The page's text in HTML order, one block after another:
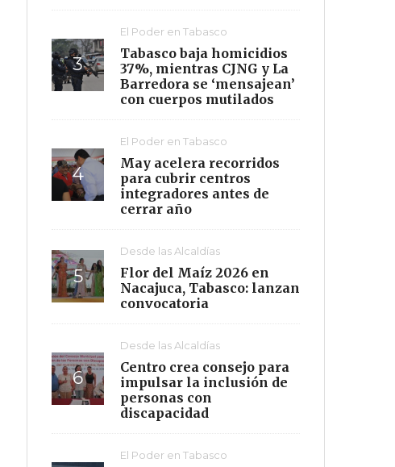
El Poder en Tabasco
Tabasco baja homicidios
37%, mientras CJNG y La
Barredora se ‘mensajean’
con cuerpos mutilados
El Poder en Tabasco
May acelera recorridos
para cubrir centros
integradores antes de
cerrar año
Desde las Alcaldías
Flor del Maíz 2026 en
Nacajuca, Tabasco: lanzan
convocatoria
Desde las Alcaldías
Centro crea consejo para
impulsar la inclusión de
personas con
discapacidad
El Poder en Tabasco